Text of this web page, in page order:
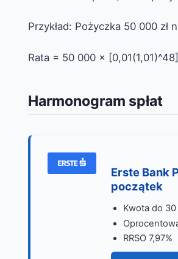
Przykład: Pożyczka 50 000 zł
Rata = 50 000 ×
Harmonogram spłat
Erste Bank
początek
Kwota do 30
RRSO 7,97%